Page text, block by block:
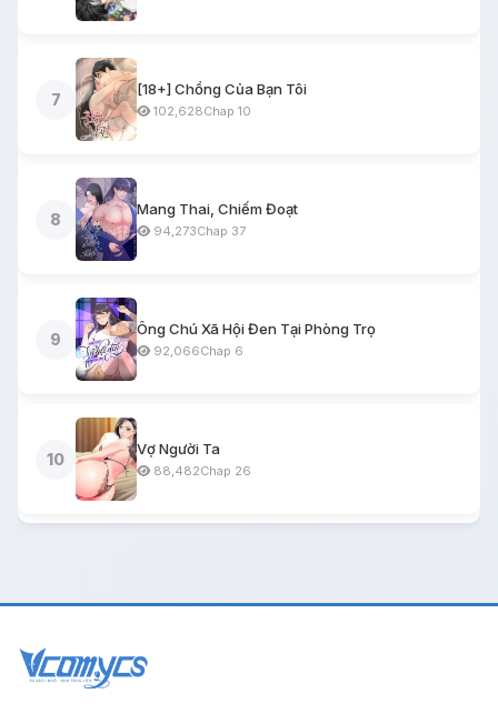
7
[18+] Chồng Của Bạn Tôi
102,628Chap 10
8
Mang Thai, Chiếm Đoạt
94,273Chap 37
9
Ông Chú Xã Hội Đen Tại Phòng Trọ
92,066Chap 6
10
Vợ Người Ta
88,482Chap 26